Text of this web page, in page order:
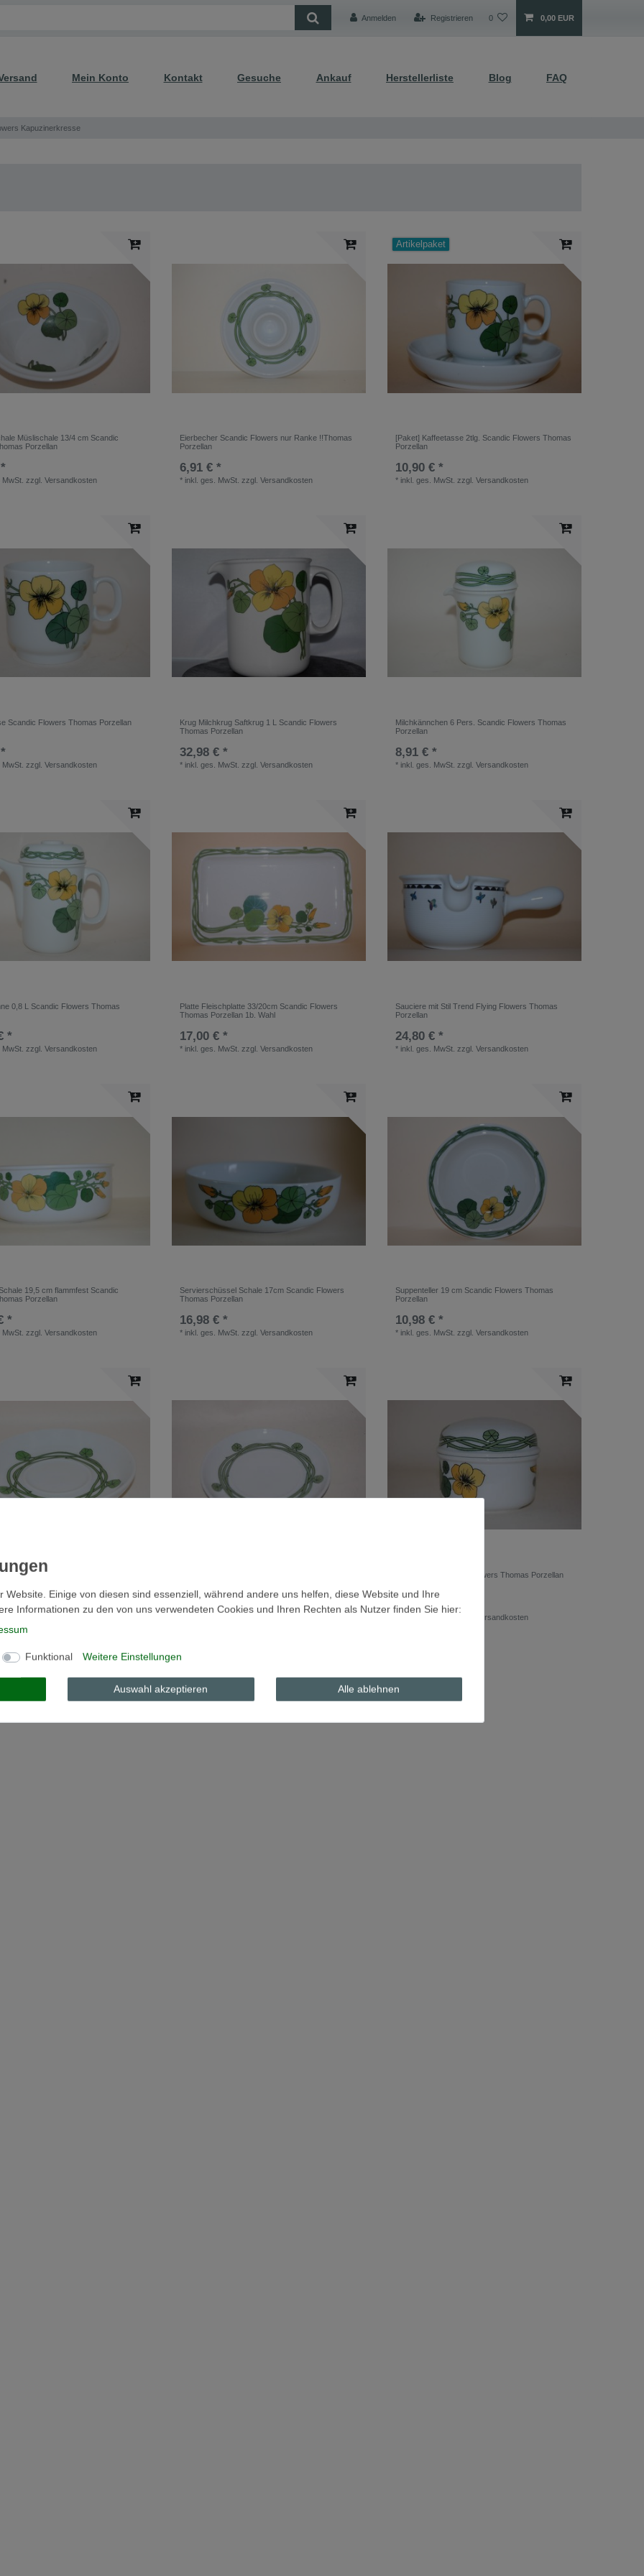
Anmelden Registrieren 0 0,00 EUR
Mein Konto Kontakt Gesuche Ankauf Herstellerliste Blog FAQ
Kapuzinerkresse
Müslischale 13/4 cm Scandic
Porzellan
zzgl.Versandkosten
Eierbecher Scandic Flowers nur Ranke !!Thomas
Porzellan
6,91 € *
* inkl. ges. MwSt. zzgl.Versandkosten
Artikelpaket
[Paket] Kaffeetasse 2tlg. Scandic Flowers Thomas
Porzellan
10,90 € *
* inkl. ges. MwSt. zzgl.Versandkosten
Scandic Flowers Thomas Porzellan
zzgl.Versandkosten
Krug Milchkrug Saftkrug 1 L Scandic Flowers
Thomas Porzellan
32,98 € *
* inkl. ges. MwSt. zzgl.Versandkosten
Milchkännchen 6 Pers. Scandic Flowers Thomas
Porzellan
8,91 € *
* inkl. ges. MwSt. zzgl.Versandkosten
0,8 L Scandic Flowers Thomas
*
zzgl.Versandkosten
Platte Fleischplatte 33/20cm Scandic Flowers
Thomas Porzellan 1b. Wahl
17,00 € *
* inkl. ges. MwSt. zzgl.Versandkosten
Sauciere mit Stil Trend Flying Flowers Thomas
Porzellan
24,80 € *
* inkl. ges. MwSt. zzgl.Versandkosten
19,5 cm flammfest Scandic
Porzellan
*
zzgl.Versandkosten
Servierschüssel Schale 17cm Scandic Flowers
Thomas Porzellan
16,98 € *
* inkl. ges. MwSt. zzgl.Versandkosten
Suppenteller 19 cm Scandic Flowers Thomas
Porzellan
10,98 € *
* inkl. ges. MwSt. zzgl.Versandkosten
13,3cm Kaf Scandic Flowers Thomas
6,80 € *
Zuckerdose Scandic Flowers Thomas Porzellan
12,86 € *
Versandkosten
Website. Einige von diesen sind essenziell, während andere uns helfen, diese Website und Ihre
Informationen zu den von uns verwendeten Cookies und Ihren Rechten als Nutzer finden Sie hier:
Funktional Weitere Einstellungen
Auswahl akzeptieren Alle ablehnen